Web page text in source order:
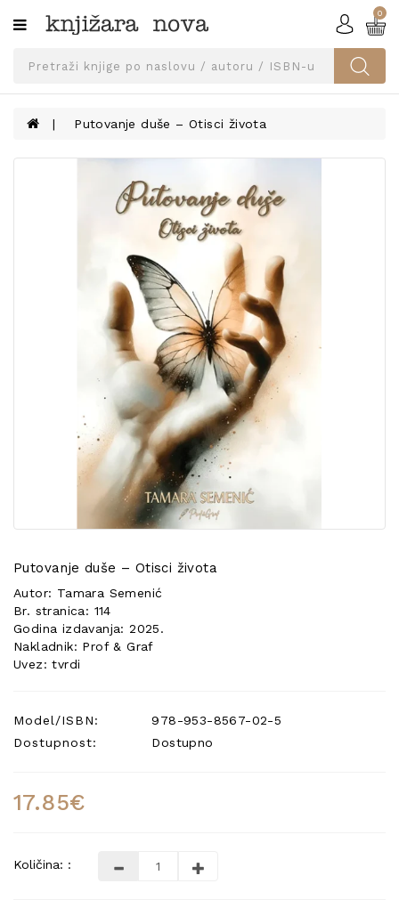
Kategorije
SVEUČILIŠNA
UDŽBENICI
KNJIGE
0
Putovanje duše – Otisci života
Putovanje duše – Otisci života
Autor: Tamara Semenić
Br. stranica: 114
Godina izdavanja: 2025.
Nakladnik: Prof & Graf
Uvez: tvrdi
Model/ISBN:
978-953-8567-02-5
Dostupnost:
Dostupno
17.85€
Količina: :